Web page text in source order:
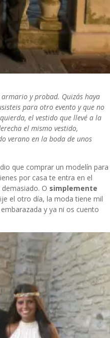
y probad. Quizás haya
para otro evento y que no
el vestido que llevé a la
el mismo vestido,
verano en la boda de unos
que comprar un modelín para
por casa te entra en el
O simplemente
el otro día, la moda tiene mil
y ya ni os cuento